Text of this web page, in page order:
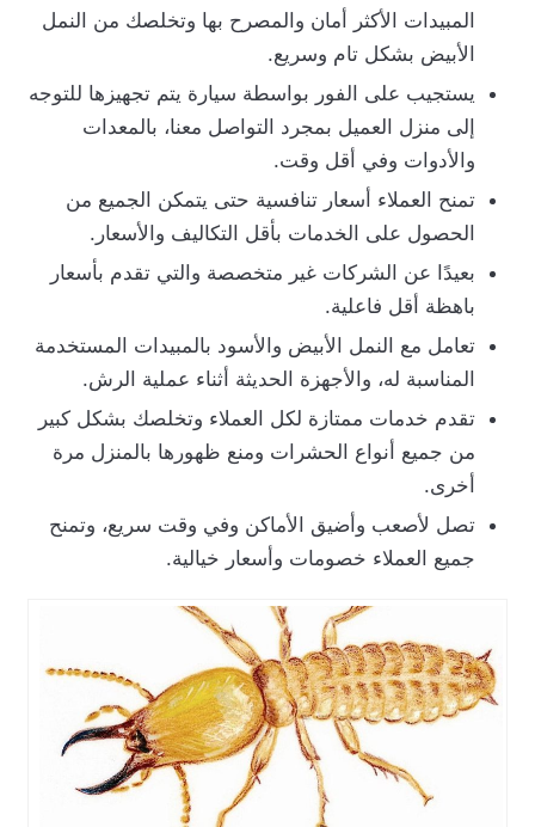
المبيدات الأكثر أمان والمصرح بها وتخلصك من النمل
الأبيض بشكل تام وسريع.
يستجيب على الفور بواسطة سيارة يتم تجهيزها للتوجه
إلى منزل العميل بمجرد التواصل معنا، بالمعدات
والأدوات وفي أقل وقت.
تمنح العملاء أسعار تنافسية حتى يتمكن الجميع من
الحصول على الخدمات بأقل التكاليف والأسعار.
بعيدًا عن الشركات غير متخصصة والتي تقدم بأسعار
باهظة أقل فاعلية.
تعامل مع النمل الأبيض والأسود بالمبيدات المستخدمة
المناسبة له، والأجهزة الحديثة أثناء عملية الرش.
تقدم خدمات ممتازة لكل العملاء وتخلصك بشكل كبير
من جميع أنواع الحشرات ومنع ظهورها بالمنزل مرة
أخرى.
تصل لأصعب وأضيق الأماكن وفي وقت سريع، وتمنح
جميع العملاء خصومات وأسعار خيالية.